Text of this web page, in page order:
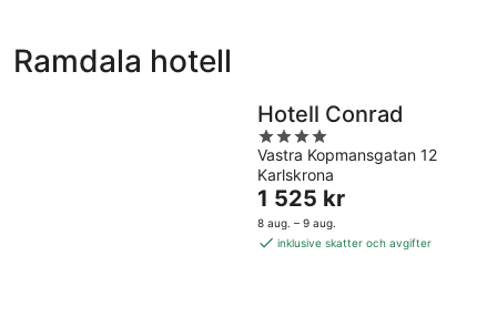
Ramdala
imorgon
natt,
aug.
aug.
aug.
Ramdala hotell
Hotell Conrad
4
out
of
5
Vastra Kopmansgatan 12
Karlskrona
Priset
är
1 525 kr
1 525 kr
8 aug. – 9 aug.
inklusive skatter och avgifter